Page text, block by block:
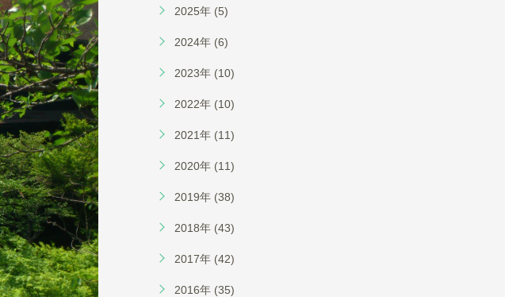
2025年 (5)
2024年 (6)
2023年 (10)
2022年 (10)
2021年 (11)
2020年 (11)
2019年 (38)
2018年 (43)
2017年 (42)
2016年 (35)